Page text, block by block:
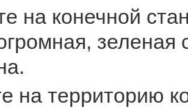
на конечной
зеленая
на территорию